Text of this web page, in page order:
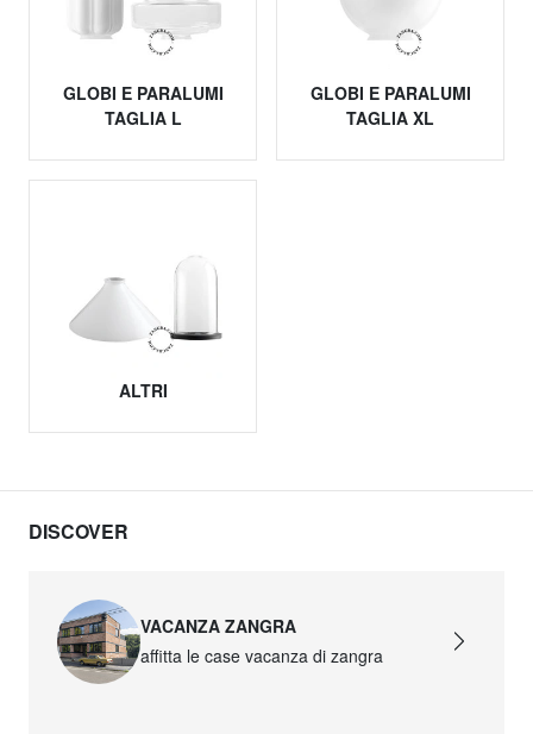
GLOBI E PARALUMI
TAGLIA L
GLOBI E PARALUMI
TAGLIA XL
ALTRI
DISCOVER
VACANZA ZANGRA
affitta le case vacanza di zangra